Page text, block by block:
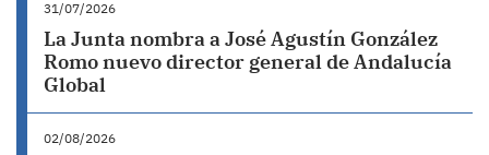
31/07/2026
La Junta nombra a José Agustín González
Romo nuevo director general de Andalucía
Global
02/08/2026